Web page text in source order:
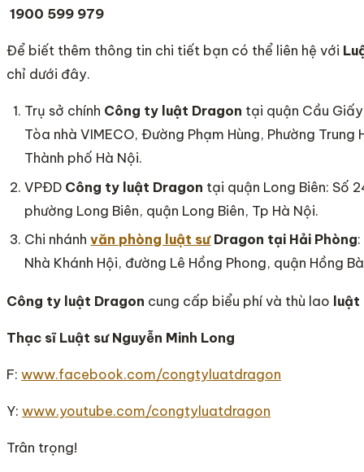
1900 599 979
Để biết thêm thông tin chi tiết bạn có thể liên hệ với
chỉ dưới đây.
Trụ sở chính Công ty luật Dragon tại quận Cầu
Tòa nhà VIMECO, Đường Phạm Hùng, Phường Trung
Thành phố Hà Nội.
VPĐD Công ty luật Dragon tại quận Long Biên: Số
phường Long Biên, quận Long Biên, Tp Hà Nội.
Chi nhánhvăn phòng luật sưDragon tại Hải Phòng
Nhà Khánh Hội, đường Lê Hồng Phong, quận Hồng
Công ty luật Dragon cung cấp biểu phí và thù lao luật
Thạc sĩ Luật sư Nguyễn Minh Long
F: www.facebook.com/congtyluatdragon
Y: www.youtube.com/congtyluatdragon
Trân trọng!